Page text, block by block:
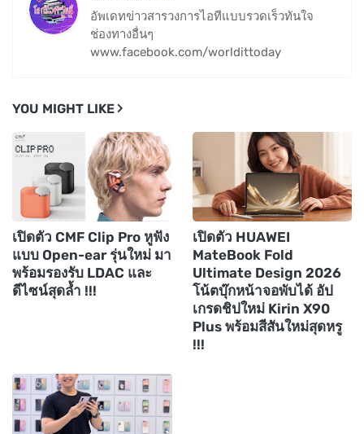
อัพเดทข่าวสารวงการไอทีแบบรวดเร็วทันใจ
ช่องทางอื่นๆ
www.facebook.com/worldittoday
YOU MIGHT LIKE
เปิดตัว CMF Clip Pro หูฟัง
แบบ Open-ear รุ่นใหม่ มา
พร้อมรองรับ LDAC และ
ดีไซน์สุดล้ำ !!!
เปิดตัว HUAWEI
MateBook Fold
Ultimate Design 2026
โน้ตบุ๊กหน้าจอพับได้ อัป
เกรดชิปใหม่ Kirin X90
Plus พร้อมสีสันใหม่สุดหรู
!!!